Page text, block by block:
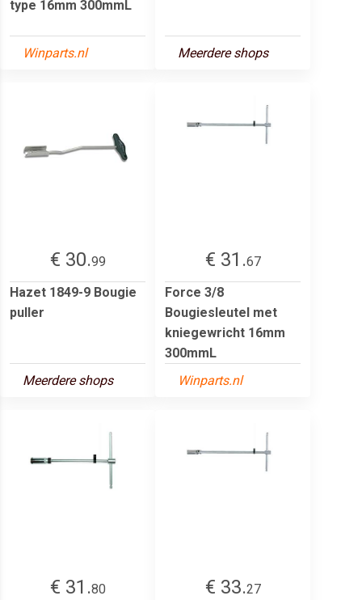
type 16mm 300mmL
Winparts.nl Meerdere shops
€ 30.99
Hazet 1849-9 Bougie
puller
Meerdere shops
€ 31.67
Force 3/8
Bougiesleutel met
kniegewricht 16mm
300mmL
Winparts.nl
€ 31.80 € 33.27